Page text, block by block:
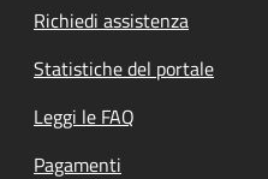
Richiedi assistenza
Statistiche del portale
Leggi le FAQ
Pagamenti